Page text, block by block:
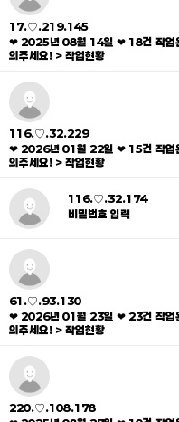
17.♡.219.145
❤ 2025년 08월 14일 ❤ 18건 작업
의주세요! > 작업현황
116.♡.32.229
❤ 2026년 01월 22일 ❤ 15건 작업
의주세요! > 작업현황
116.♡.32.174
비밀번호 입력
61.♡.93.130
❤ 2026년 01월 23일 ❤ 23건 작업
의주세요! > 작업현황
220.♡.108.178